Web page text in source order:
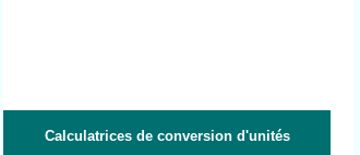
Calculatrices de conversion d'unités